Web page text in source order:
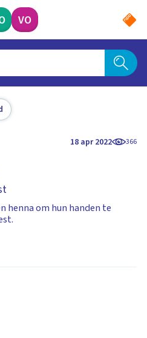
VO
18 apr 2022 366
henna om hun handen te